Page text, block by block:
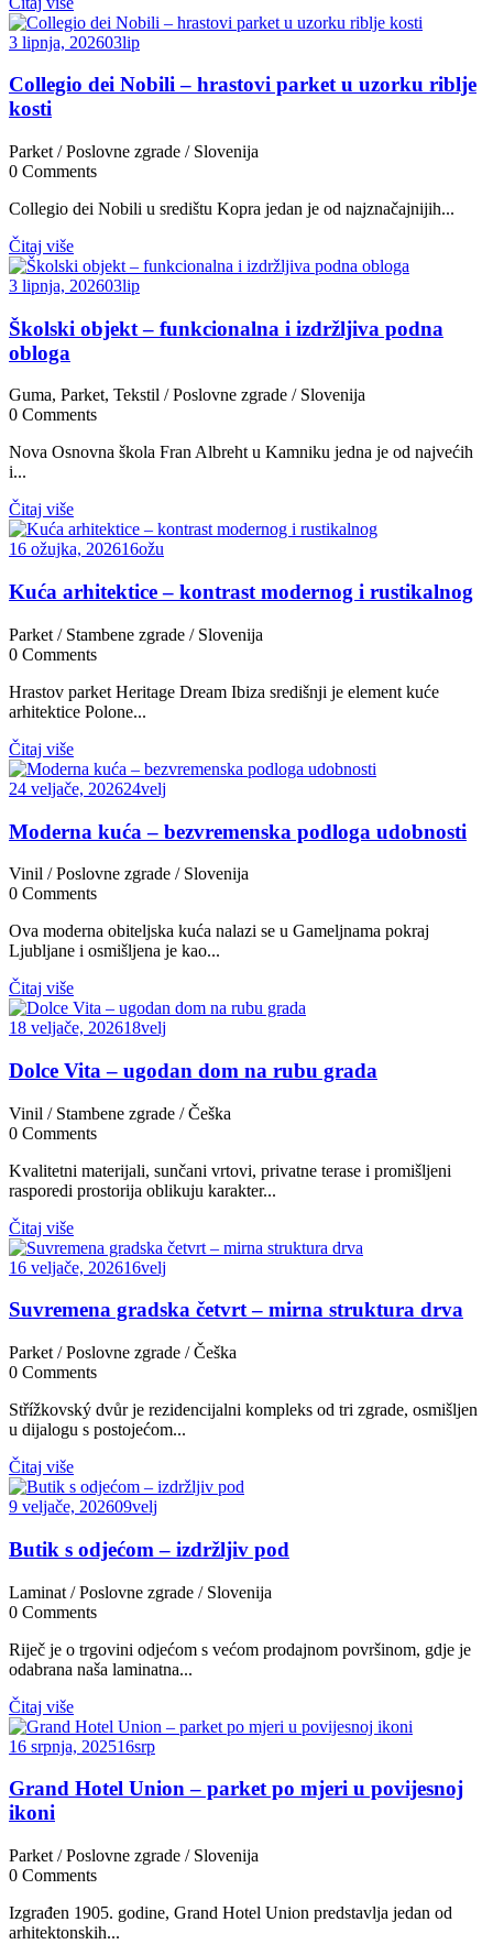
3 lipnja, 202603lip
Collegio dei Nobili – hrastovi parket u uzorku riblje
kosti
Parket / Poslovne zgrade / Slovenija
0 Comments
Collegio dei Nobili u središtu Kopra jedan je od najznačajnijih...
Čitaj više
3 lipnja, 202603lip
Školski objekt – funkcionalna i izdržljiva podna
obloga
Guma, Parket, Tekstil / Poslovne zgrade / Slovenija
0 Comments
Nova Osnovna škola Fran Albreht u Kamniku jedna je od najvećih
i...
Čitaj više
16 ožujka, 202616ožu
Kuća arhitektice – kontrast modernog i rustikalnog
Parket / Stambene zgrade / Slovenija
0 Comments
Hrastov parket Heritage Dream Ibiza središnji je element kuće
arhitektice Polone...
Čitaj više
24 veljače, 202624velj
Moderna kuća – bezvremenska podloga udobnosti
Vinil / Poslovne zgrade / Slovenija
0 Comments
Ova moderna obiteljska kuća nalazi se u Gameljnama pokraj
Ljubljane i osmišljena je kao...
Čitaj više
18 veljače, 202618velj
Dolce Vita – ugodan dom na rubu grada
Vinil / Stambene zgrade / Češka
0 Comments
Kvalitetni materijali, sunčani vrtovi, privatne terase i promišljeni
rasporedi prostorija oblikuju karakter...
Čitaj više
16 veljače, 202616velj
Suvremena gradska četvrt – mirna struktura drva
Parket / Poslovne zgrade / Češka
0 Comments
Střížkovský dvůr je rezidencijalni kompleks od tri zgrade, osmišljen
u dijalogu s postojećom...
Čitaj više
9 veljače, 202609velj
Butik s odjećom – izdržljiv pod
Laminat / Poslovne zgrade / Slovenija
0 Comments
Riječ je o trgovini odjećom s većom prodajnom površinom, gdje je
odabrana naša laminatna...
Čitaj više
16 srpnja, 202516srp
Grand Hotel Union – parket po mjeri u povijesnoj
ikoni
Parket / Poslovne zgrade / Slovenija
0 Comments
Izgrađen 1905. godine, Grand Hotel Union predstavlja jedan od
arhitektonskih...